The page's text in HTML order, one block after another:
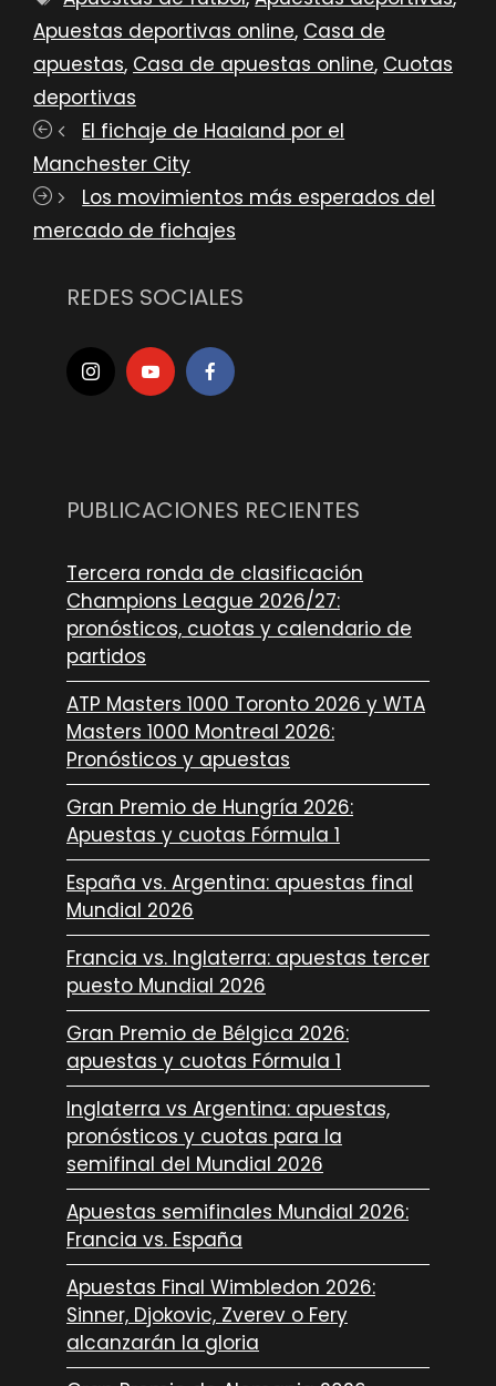
Apuestas deportivas online, Casa de
apuestas, Casa de apuestas online, Cuotas
deportivas
El fichaje de Haaland por el
Manchester City
Los movimientos más esperados del
mercado de fichajes
REDES SOCIALES
PUBLICACIONES RECIENTES
Tercera ronda de clasificación
Champions League 2026/27:
pronósticos, cuotas y calendario de
partidos
ATP Masters 1000 Toronto 2026 y WTA
Masters 1000 Montreal 2026:
Pronósticos y apuestas
Gran Premio de Hungría 2026:
Apuestas y cuotas Fórmula 1
España vs. Argentina: apuestas final
Mundial 2026
Francia vs. Inglaterra: apuestas tercer
puesto Mundial 2026
Gran Premio de Bélgica 2026:
apuestas y cuotas Fórmula 1
Inglaterra vs Argentina: apuestas,
pronósticos y cuotas para la
semifinal del Mundial 2026
Apuestas semifinales Mundial 2026:
Francia vs. España
Apuestas Final Wimbledon 2026:
Sinner, Djokovic, Zverev o Fery
alcanzarán la gloria